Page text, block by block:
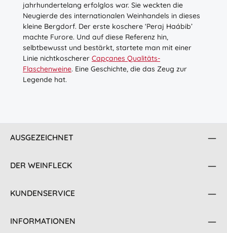
jahrhundertelang erfolglos war. Sie weckten die
Neugierde des internationalen Weinhandels in dieses
kleine Bergdorf. Der erste koschere ‘Peraj Haábib’
machte Furore. Und auf diese Referenz hin,
selbtbewusst und bestärkt, startete man mit einer
Linie nichtkoscherer Capçanes Qualitäts-
Flaschenweine. Eine Geschichte, die das Zeug zur
Legende hat.
AUSGEZEICHNET
DER WEINFLECK
KUNDENSERVICE
INFORMATIONEN